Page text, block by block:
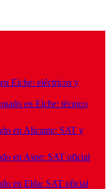
Elche: eléctricos y
en Elche: técnico
en Alicante: SAT y
en Aspe: SAT oficial
en Elda: SAT oficial